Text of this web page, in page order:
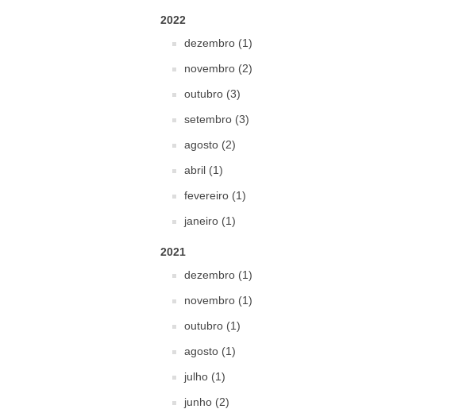
2022
dezembro (1)
novembro (2)
outubro (3)
setembro (3)
agosto (2)
abril (1)
fevereiro (1)
janeiro (1)
2021
dezembro (1)
novembro (1)
outubro (1)
agosto (1)
julho (1)
junho (2)